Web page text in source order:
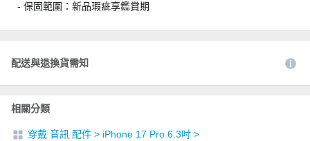
- 保固範圍：新品瑕疵享鑑賞期
配送與退換貨需知
相關分類
穿戴 音訊 配件 > iPhone 17 Pro 6.3吋 >